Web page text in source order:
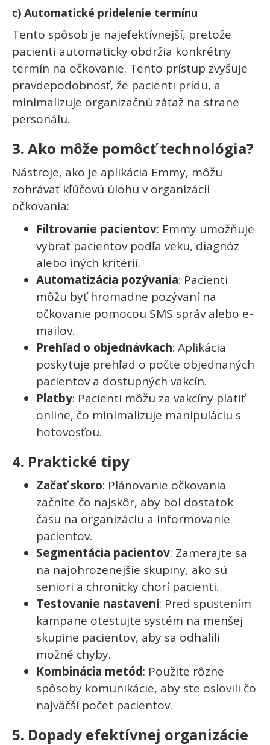
c) Automatické pridelenie termínu
Tento spôsob je najefektívnejší, pretože
pacienti automaticky obdržia konkrétny
termín na očkovanie. Tento prístup zvyšuje
pravdepodobnosť, že pacienti prídu, a
minimalizuje organizačnú záťaž na strane
personálu.
3. Ako môže pomôcť technológia?
Nástroje, ako je aplikácia Emmy, môžu
zohrávať kľúčovú úlohu v organizácii
očkovania:
Filtrovanie pacientov: Emmy umožňuje
vybrať pacientov podľa veku, diagnóz
alebo iných kritérií.
Automatizácia pozývania: Pacienti
môžu byť hromadne pozývaní na
očkovanie pomocou SMS správ alebo e-
mailov.
Prehľad o objednávkach: Aplikácia
poskytuje prehľad o počte objednaných
pacientov a dostupných vakcín.
Platby: Pacienti môžu za vakcíny platiť
online, čo minimalizuje manipuláciu s
hotovosťou.
4. Praktické tipy
Začať skoro: Plánovanie očkovania
začnite čo najskôr, aby bol dostatok
času na organizáciu a informovanie
pacientov.
Segmentácia pacientov: Zamerajte sa
na najohrozenejšie skupiny, ako sú
seniori a chronicky chorí pacienti.
Testovanie nastavení: Pred spustením
kampane otestujte systém na menšej
skupine pacientov, aby sa odhalili
možné chyby.
Kombinácia metód: Použite rôzne
spôsoby komunikácie, aby ste oslovili čo
najväčší počet pacientov.
5. Dopady efektívnej organizácie